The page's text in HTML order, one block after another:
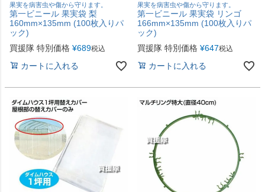
果実を病害虫や傷から守ります。
第一ビニール 果実袋 梨
160mm×135mm (100枚入りパ
ック)
買援隊 特別価格 ¥689税込
カートに入れる
果実を病害虫や傷から守ります。
第一ビニール 果実袋 リンゴ
166mm×135mm (100枚入りパ
ック)
買援隊 特別価格 ¥647税込
カートに入れる